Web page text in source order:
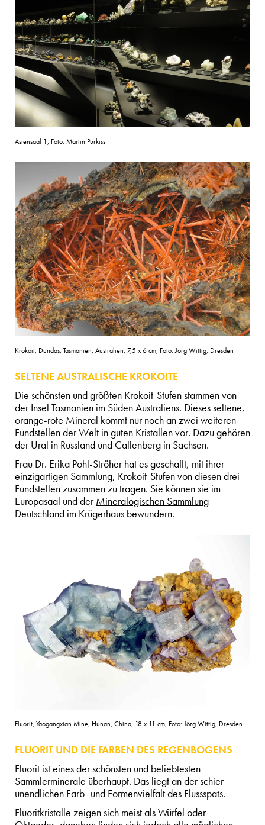
Asiensaal 1; Foto: Martin Purkiss
Krokoit, Dundas, Tasmanien, Australien, 7,5 x 6 cm; Foto: Jörg Wittig, Dresden
SELTENE AUSTRALISCHE KROKOITE
Die schönsten und größten Krokoit-Stufen stammen von
der Insel Tasmanien im Süden Australiens. Dieses seltene,
orange-rote Mineral kommt nur noch an zwei weiteren
Fundstellen der Welt in guten Kristallen vor. Dazu gehören
der Ural in Russland und Callenberg in Sachsen.
Frau Dr. Erika Pohl-Ströher hat es geschafft, mit ihrer
einzigartigen Sammlung, Krokoit-Stufen von diesen drei
Fundstellen zusammen zu tragen. Sie können sie im
Europasaal und derMineralogischen Sammlung
Deutschland im Krügerhaus bewundern.
Fluorit, Yaogangxian Mine, Hunan, China, 18 x 11 cm; Foto: Jörg Wittig, Dresden
FLUORIT UND DIE FARBEN DES REGENBOGENS
Fluorit ist eines der schönsten und beliebtesten
Sammlerminerale überhaupt. Das liegt an der schier
unendlichen Farb- und Formenvielfalt des Flussspats.
Fluoritkristalle zeigen sich meist als Würfel oder